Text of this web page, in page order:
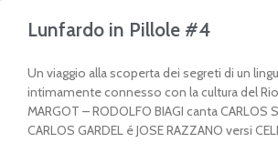
Lunfardo in Pillole #4
Un viaggio alla scoperta dei segreti di un
intimamente connesso con la cultura del
MARGOT – RODOLFO BIAGI canta CARLOS
CARLOS GARDEL é JOSE RAZZANO versi